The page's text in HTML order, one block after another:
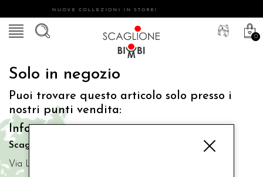
NUOVE COLLEZIONI IN STORE!
0
Solo in negozio
Puoi trovare questo articolo solo presso i
nostri punti vendita:
Info contatti
Scaglione Bimbi di Iacono Maria Angela
Via Luigi Mazzella,73 80077 Ischia